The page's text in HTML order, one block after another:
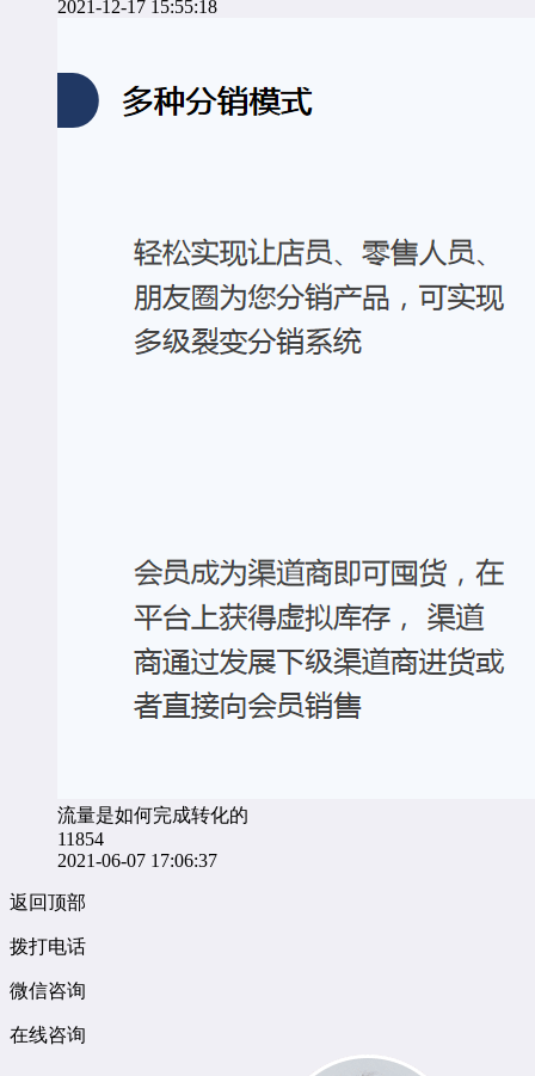
2021-12-17 15:55:18
流量是如何完成转化的
11854
2021-06-07 17:06:37
返回顶部
拨打电话
微信咨询
在线咨询